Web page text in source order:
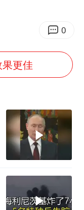
邀请引热议
女子发现前夫婚内与第三者育子
奋力开创中国式现代化建设新局面
0
更佳